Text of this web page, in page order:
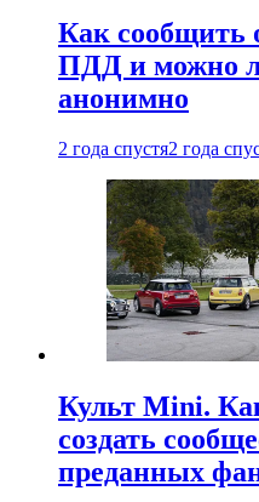
Как сообщить
ПДД и можно
анонимно
2 года спустя2 года
Культ Mini.
создать
преданных